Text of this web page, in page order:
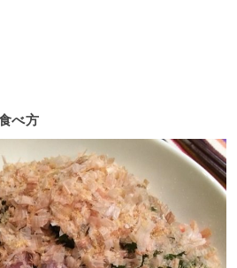
べ方